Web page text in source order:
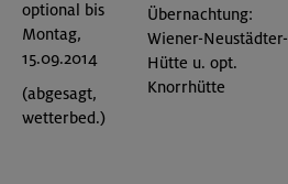
optional bis
Montag,
15.09.2014
(abgesagt,
wetterbed.)
Übernachtung:
Wiener-Neustädter-
Hütte u. opt.
Knorrhütte